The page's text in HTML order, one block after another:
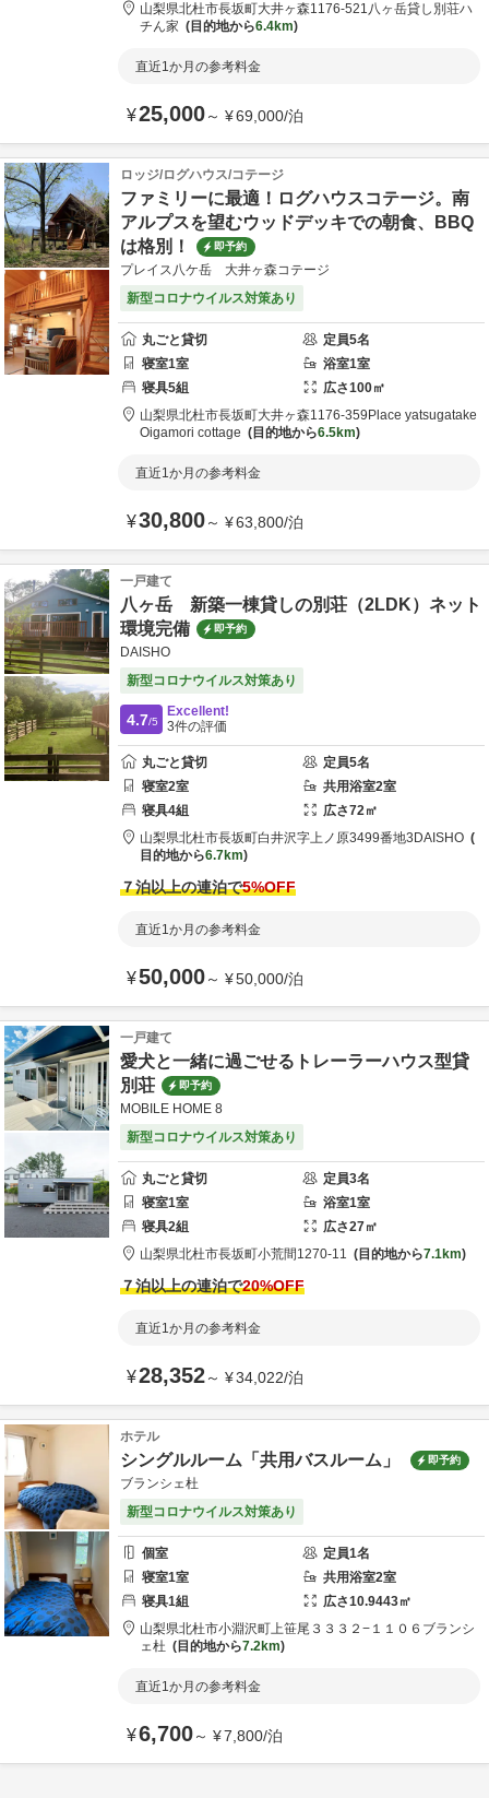
山梨県北杜市長坂町大井ヶ森1176-521八ヶ岳貸し別荘ハ
チん家
目的地から6.4km
直近1か月の参考料金
¥25,000～ ¥69,000/泊
ロッジ/ログハウス/コテージ
ファミリーに最適！ログハウスコテージ。南
アルプスを望むウッドデッキでの朝食、BBQ
は格別！
即予約
プレイス八ケ岳 大井ヶ森コテージ
新型コロナウイルス対策あり
丸ごと貸切 定員5名
寝室1室 浴室1室
寝具5組 広さ100㎡
山梨県北杜市長坂町大井ヶ森1176-359 Place yatsugatake
Oigamori cottage
目的地から6.5km
直近1か月の参考料金
¥30,800～ ¥63,800/泊
一戸建て
八ヶ岳 新築一棟貸しの別荘（2LDK）ネット
環境完備
即予約
DAISHO
新型コロナウイルス対策あり
4.7/5
Excellent!
3件の評価
丸ごと貸切 定員5名
寝室2室 共用浴室2室
寝具4組 広さ72㎡
山梨県北杜市長坂町白井沢字上ノ原3499番地3 DAISHO
目的地から6.7km
７泊以上の連泊で5%OFF
直近1か月の参考料金
¥50,000～ ¥50,000/泊
一戸建て
愛犬と一緒に過ごせるトレーラーハウス型貸
別荘
即予約
MOBILE HOME 8
新型コロナウイルス対策あり
丸ごと貸切 定員3名
寝室1室 浴室1室
寝具2組 広さ27㎡
山梨県北杜市長坂町小荒間1270-11 目的地から7.1km
７泊以上の連泊で20%OFF
直近1か月の参考料金
¥28,352～ ¥34,022/泊
ホテル
シングルルーム「共用バスルーム」 即予約
ブランシェ杜
新型コロナウイルス対策あり
個室 定員1名
寝室1室 共用浴室2室
寝具1組 広さ10.9443㎡
山梨県北杜市小淵沢町上笹尾３３３２−１１０６ ブランシ
ェ杜
目的地から7.2km
直近1か月の参考料金
¥6,700～ ¥7,800/泊